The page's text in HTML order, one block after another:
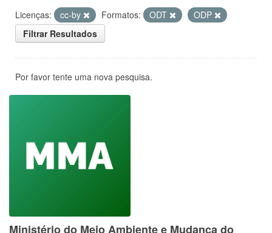
Licenças: cc-by Formatos: ODT
ODP
Filtrar Resultados
Por favor tente uma nova pesquisa.
Ministério do Meio Ambiente e Mudança do